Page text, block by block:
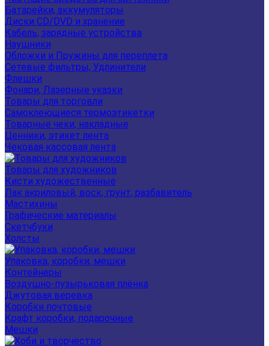
Батарейки, аккумуляторы
Диски CD/DVD и хранение
Кабель, зарядные устройства
Наушники
Обложки и Пружины для переплета
Сетевые фильтры, Удлинители
Флешки
Фонари, Лазерные указки
Товары для торговли
Самоклеющиеся термоэтикетки
Товарные чеки, накладные
Ценники, этикет лента
Чековая кассовая лента
Товары для художников
Кисти художественные
Лак акриловый, воск, грунт, разбавитель
Мастихины
Графические материалы
Скетчбуки
Холсты
Упаковка, коробки, мешки
Контейнеры
Воздушно-пузырьковая плёнка
Джутовая веревка
Коробки почтовые
Крафт коробки, подарочные
Мешки